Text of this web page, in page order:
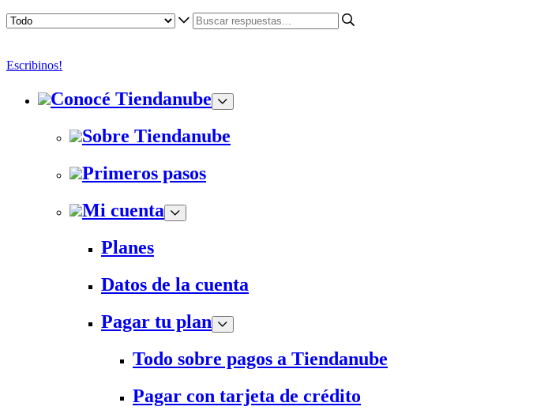
Escribinos!
Conocé Tiendanube
Sobre Tiendanube
Primeros pasos
Mi cuenta
Planes
Datos de la cuenta
Pagar tu plan
Todo sobre pagos a Tiendanube
Pagar con tarjeta de crédito